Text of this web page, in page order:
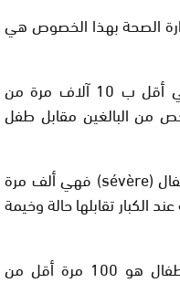
الصحة بهذا الخصوص هي
– بالنسبة للوفيات لدى الأطفال هي أقل ب 10 آلاف مرة من
وفاة 10 آلاف شخص من البالغين مقابل طفل
– بالنسبة للحالات الوخيمة لدى الأطفال (sévère) فهي ألف مرة
الكبار تقابلها حالة وخيمة
– أما الاضطرار للاستشفاء لدى الأطفال هو 100 مرة أقل من